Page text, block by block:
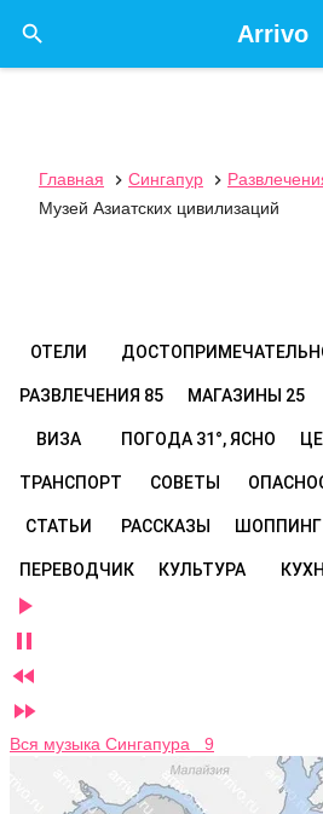
Arrivo

Главная  Сингапур 
Музей Азиатских цивилизаций
ОТЕЛИ
РАЗВЛЕЧЕНИЯ 85 МАГАЗИНЫ 25
ВИЗА ПОГОДА 31°, ЯСНО
ТРАНСПОРТ СОВЕТЫ
СТАТЬИ РАССКАЗЫ ШОППИНГ
ПЕРЕВОДЧИК КУЛЬТУРА




Вся музыка Сингапура 9